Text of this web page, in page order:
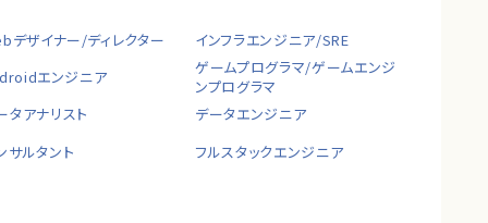
デザイナー/ディレクター
インフラエンジニア/SRE
エンジニア
ゲームプログラマ/ゲームエンジ
ンプログラマ
タアナリスト
データエンジニア
サルタント
フルスタックエンジニア